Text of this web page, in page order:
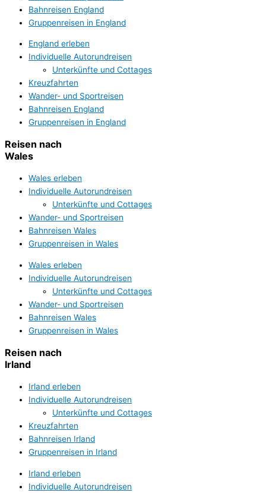
Bahnreisen England
Gruppenreisen in England
England erleben
Individuelle Autorundreisen
Unterkünfte und Cottages
Kreuzfahrten
Wander- und Sportreisen
Bahnreisen England
Gruppenreisen in England
Reisen nach
Wales
Wales erleben
Individuelle Autorundreisen
Unterkünfte und Cottages
Wander- und Sportreisen
Bahnreisen Wales
Gruppenreisen in Wales
Wales erleben
Individuelle Autorundreisen
Unterkünfte und Cottages
Wander- und Sportreisen
Bahnreisen Wales
Gruppenreisen in Wales
Reisen nach
Irland
Irland erleben
Individuelle Autorundreisen
Unterkünfte und Cottages
Kreuzfahrten
Bahnreisen Irland
Gruppenreisen in Irland
Irland erleben
Individuelle Autorundreisen